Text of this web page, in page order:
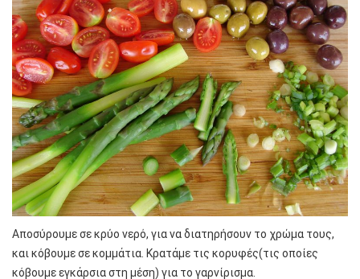
Αποσύρουμε σε κρύο νερό, για να διατηρήσουν το χρώμα τους,
και κόβουμε σε κομμάτια. Κρατάμε τις κορυφές(τις οποίες
κόβουμε εγκάρσια στη μέση) για το γαρνίρισμα.